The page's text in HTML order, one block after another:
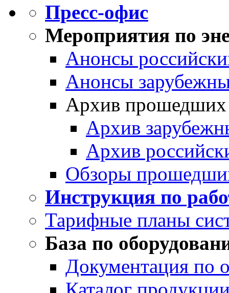
Пресс-офис
Мероприятия по
Анонсы
Анонсы
Архив прошедших
Архив
Архив
Обзоры
Инструкция по
Тарифные планы
База по
Документация по